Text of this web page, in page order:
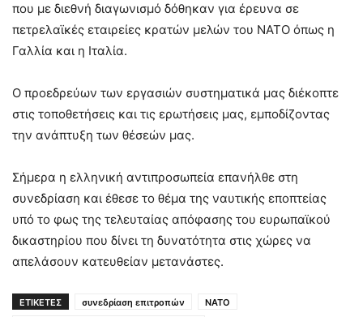
που με διεθνή διαγωνισμό δόθηκαν για έρευνα σε
πετρελαϊκές εταιρείες κρατών μελών του ΝΑΤΟ όπως η
Γαλλία και η Ιταλία.
Ο προεδρεύων των εργασιών συστηματικά μας διέκοπτε
στις τοποθετήσεις και τις ερωτήσεις μας, εμποδίζοντας
την ανάπτυξη των θέσεών μας.
Σήμερα η ελληνική αντιπροσωπεία επανήλθε στη
συνεδρίαση και έθεσε το θέμα της ναυτικής εποπτείας
υπό το φως της τελευταίας απόφασης του ευρωπαϊκού
δικαστηρίου που δίνει τη δυνατότητα στις χώρες να
απελάσουν κατευθείαν μετανάστες.
ΕΤΙΚΕΤΕΣ συνεδρίαση επιτροπών
ΝΑΤΟ